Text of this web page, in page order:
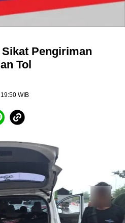
Pengiriman
Tol
WIB